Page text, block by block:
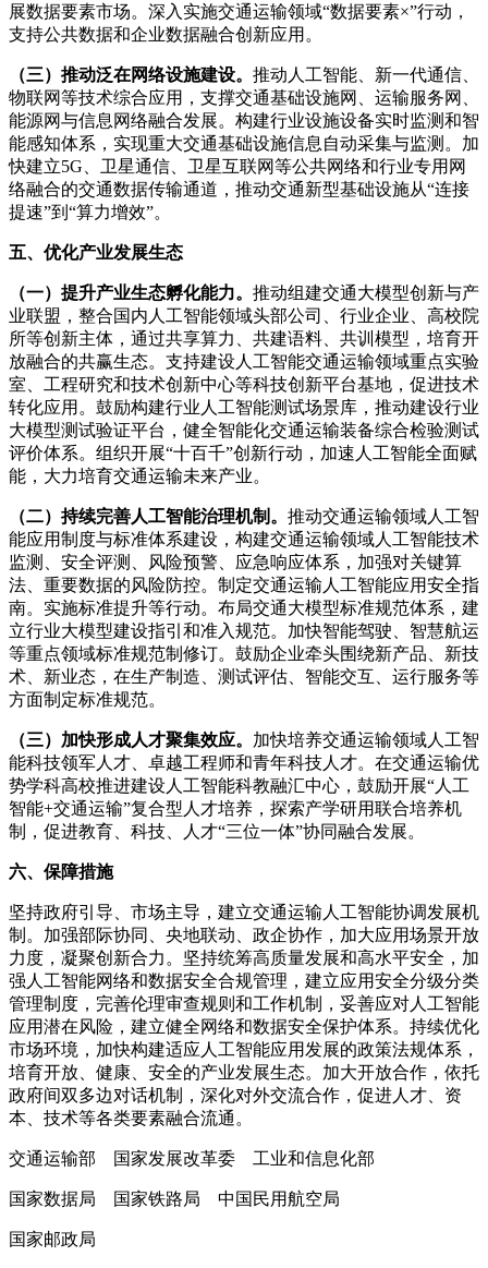
展数据要素市场。深入实施交通运输领域“数据要素×”行动，
支持公共数据和企业数据融合创新应用。
（三）推动泛在网络设施建设。 推动人工智能、新一代通信、
物联网等技术综合应用，支撑交通基础设施网、运输服务网、
能源网与信息网络融合发展。构建行业设施设备实时监测和智
能感知体系，实现重大交通基础设施信息自动采集与监测。加
快建立5G、卫星通信、卫星互联网等公共网络和行业专用网
络融合的交通数据传输通道，推动交通新型基础设施从“连接
提速”到“算力增效”。
五、优化产业发展生态
（一）提升产业生态孵化能力。 推动组建交通大模型创新与产
业联盟，整合国内人工智能领域头部公司、行业企业、高校院
所等创新主体，通过共享算力、共建语料、共训模型，培育开
放融合的共赢生态。支持建设人工智能交通运输领域重点实验
室、工程研究和技术创新中心等科技创新平台基地，促进技术
转化应用。鼓励构建行业人工智能测试场景库，推动建设行业
大模型测试验证平台，健全智能化交通运输装备综合检验测试
评价体系。组织开展“十百千”创新行动，加速人工智能全面赋
能，大力培育交通运输未来产业。
（二）持续完善人工智能治理机制。 推动交通运输领域人工智
能应用制度与标准体系建设，构建交通运输领域人工智能技术
监测、安全评测、风险预警、应急响应体系，加强对关键算
法、重要数据的风险防控。制定交通运输人工智能应用安全指
南。实施标准提升等行动。布局交通大模型标准规范体系，建
立行业大模型建设指引和准入规范。加快智能驾驶、智慧航运
等重点领域标准规范制修订。鼓励企业牵头围绕新产品、新技
术、新业态，在生产制造、测试评估、智能交互、运行服务等
方面制定标准规范。
（三）加快形成人才聚集效应。 加快培养交通运输领域人工智
能科技领军人才、卓越工程师和青年科技人才。在交通运输优
势学科高校推进建设人工智能科教融汇中心，鼓励开展“人工
智能+交通运输”复合型人才培养，探索产学研用联合培养机
制，促进教育、科技、人才“三位一体”协同融合发展。
六、保障措施
坚持政府引导、市场主导，建立交通运输人工智能协调发展机
制。加强部际协同、央地联动、政企协作，加大应用场景开放
力度，凝聚创新合力。坚持统筹高质量发展和高水平安全，加
强人工智能网络和数据安全合规管理，建立应用安全分级分类
管理制度，完善伦理审查规则和工作机制，妥善应对人工智能
应用潜在风险，建立健全网络和数据安全保护体系。持续优化
市场环境，加快构建适应人工智能应用发展的政策法规体系，
培育开放、健康、安全的产业发展生态。加大开放合作，依托
政府间双多边对话机制，深化对外交流合作，促进人才、资
本、技术等各类要素融合流通。
交通运输部 国家发展改革委 工业和信息化部
国家数据局 国家铁路局 中国民用航空局
国家邮政局